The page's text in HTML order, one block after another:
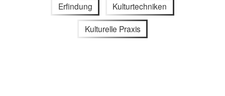
Erfindung Kulturtechniken
Kulturelle Praxis